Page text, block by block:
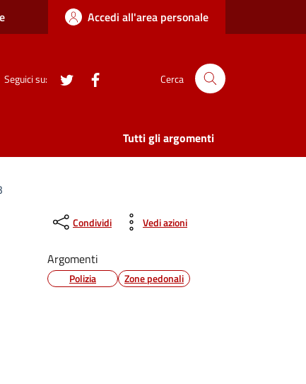
Accedi all'area personale
Seguici su: twitter Cerca
Tutti gli argomenti
Condividi Vedi azioni
Argomenti
Polizia Zone pedonali